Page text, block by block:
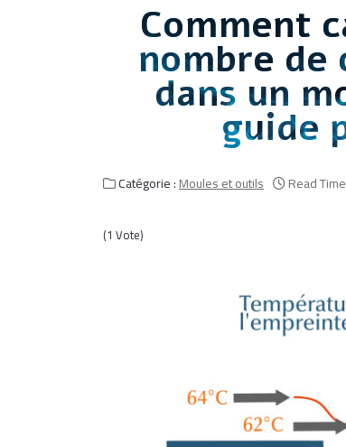
Comment
nombre
dans un
guide
Catégorie :Moules et outils Read
(1 Vote)